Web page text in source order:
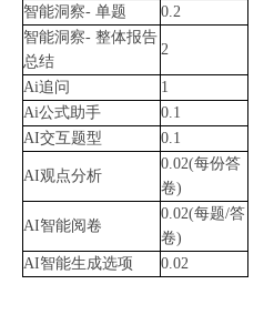
智能洞察- 单题
0.2
智能洞察- 整体报告
总结
2
Ai追问
1
Ai公式助手
0.1
AI交互题型
0.1
AI观点分析
0.02(每份答
卷)
AI智能阅卷
0.02(每题/答
卷)
AI智能生成选项
0.02